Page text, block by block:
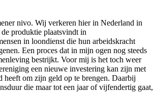
nivo. Wij verkeren hier in Nederland in
produktie plaatsvindt in
in loondienst die hun arbeidskracht
Een proces dat in mijn ogen nog steeds
bestrijkt. Voor mij is het toch weer
een nieuwe investering kan zijn met
heeft om zijn geld op te brengen. Daarbij
die maar tot een jaar of vijfendertig gaat,